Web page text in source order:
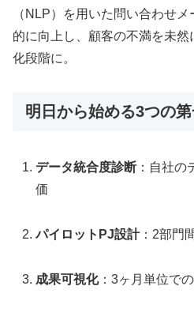
（NLP）を用いた問い合わせ
的に向上し、顧客の不満を未然
化段階に。
明日から始める3つの
データ統合度診断 ：自社
価
パイロットPJ設計：2部門
成果可視化：3ヶ月単位で